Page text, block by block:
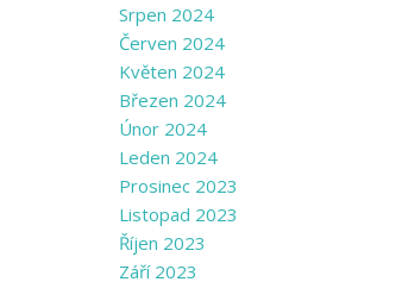
Srpen 2024
Červen 2024
Květen 2024
Březen 2024
Únor 2024
Leden 2024
Prosinec 2023
Listopad 2023
Říjen 2023
Září 2023